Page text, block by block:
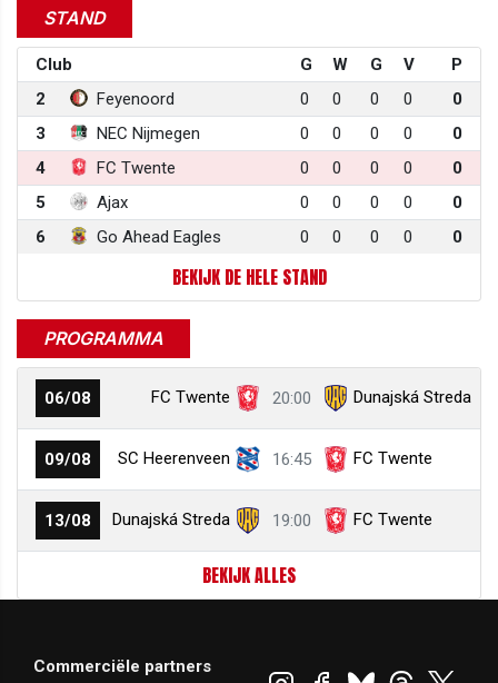
STAND
Club G W G V
P
2
Feyenoord 0 0 0 0
0
3
NEC Nijmegen 0 0 0 0
0
4
FC Twente 0 0 0 0
0
5
Ajax 0 0 0 0
0
6
Go Ahead Eagles 0 0 0 0 0
BEKIJK DE HELE STAND
PROGRAMMA
06/08 FC Twente 20:00 Dunajská Streda
09/08 SC Heerenveen 16:45 FC Twente
13/08 Dunajská Streda 19:00 FC Twente
BEKIJK ALLES
Commerciële partners